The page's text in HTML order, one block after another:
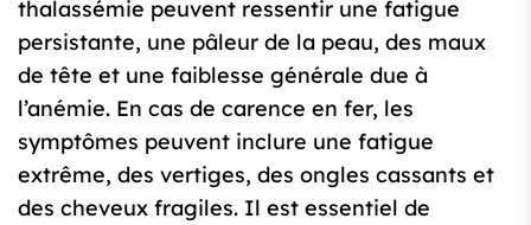
thalassémie peuvent ressentir une fatigue
persistante, une pâleur de la peau, des maux
de tête et une faiblesse générale due à
l’anémie. En cas de carence en fer, les
symptômes peuvent inclure une fatigue
extrême, des vertiges, des ongles cassants et
des cheveux fragiles. Il est essentiel de